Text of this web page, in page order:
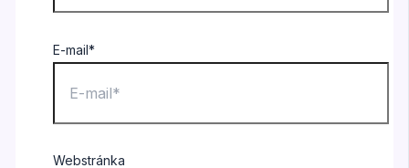
E-mail*
Webstránka